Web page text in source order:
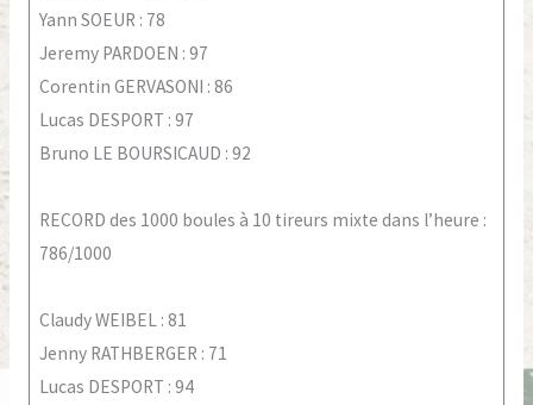
Yann SOEUR : 78
Jeremy PARDOEN : 97
Corentin GERVASONI : 86
Lucas DESPORT : 97
Bruno LE BOURSICAUD : 92
RECORD des 1000 boules à 10 tireurs mixte dans l’heure :
786/1000
Claudy WEIBEL : 81
Jenny RATHBERGER : 71
Lucas DESPORT : 94